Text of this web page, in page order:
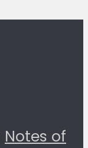
Notes of